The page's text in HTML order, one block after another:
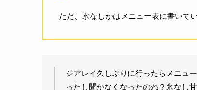
ただ、氷なしかはメニュー表に書いて
ジアレイ久しぶりに行ったらメニュ
ったし聞かなくなったのね？氷なし